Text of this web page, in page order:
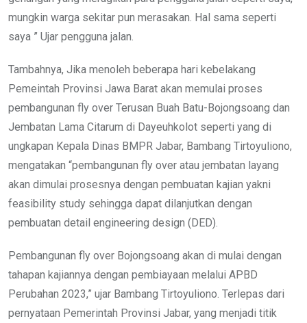
mungkin warga sekitar pun merasakan. Hal sama seperti
saya ” Ujar pengguna jalan.
Tambahnya, Jika menoleh beberapa hari kebelakang
Pemeintah Provinsi Jawa Barat akan memulai proses
pembangunan fly over Terusan Buah Batu-Bojongsoang dan
Jembatan Lama Citarum di Dayeuhkolot seperti yang di
ungkapan Kepala Dinas BMPR Jabar, Bambang Tirtoyuliono,
mengatakan “pembangunan fly over atau jembatan layang
akan dimulai prosesnya dengan pembuatan kajian yakni
feasibility study sehingga dapat dilanjutkan dengan
pembuatan detail engineering design (DED).
Pembangunan fly over Bojongsoang akan di mulai dengan
tahapan kajiannya dengan pembiayaan melalui APBD
Perubahan 2023,” ujar Bambang Tirtoyuliono. Terlepas dari
pernyataan Pemerintah Provinsi Jabar, yang menjadi titik